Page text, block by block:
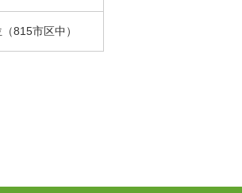
815市区中）